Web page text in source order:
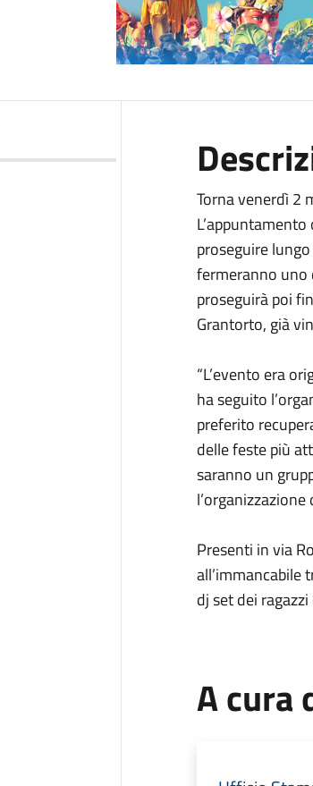
Torna venerdì 2
proseguire
fermeranno uno
proseguirà poi
Grantorto, già
“L’evento era
ha seguito
preferito
delle feste più
saranno un
Presenti in via
all’immancabile
dj set dei
A cura